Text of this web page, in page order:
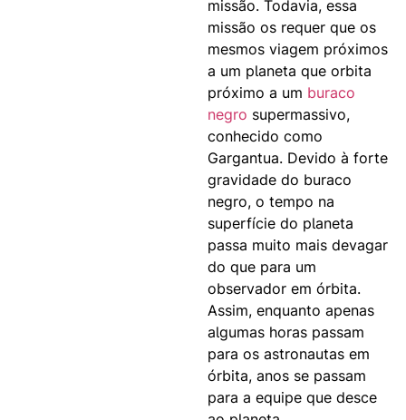
missão. Todavia, essa
missão os requer que os
mesmos viagem próximos
a um planeta que orbita
próximo a um buraco
negro supermassivo,
conhecido como
Gargantua. Devido à forte
gravidade do buraco
negro, o tempo na
superfície do planeta
passa muito mais devagar
do que para um
observador em órbita.
Assim, enquanto apenas
algumas horas passam
para os astronautas em
órbita, anos se passam
para a equipe que desce